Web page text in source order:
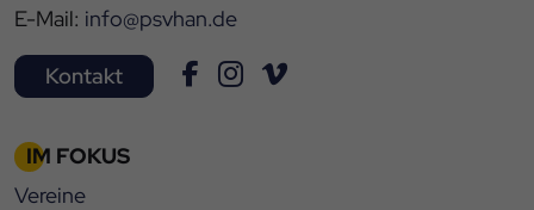
E-Mail: info@psvhan.de
Kontakt
IM FOKUS
Vereine